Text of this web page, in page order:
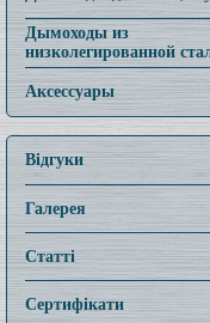
Дымоходы из
низколегированной
Аксессуары
Відгуки
Галерея
Статті
Сертифікати